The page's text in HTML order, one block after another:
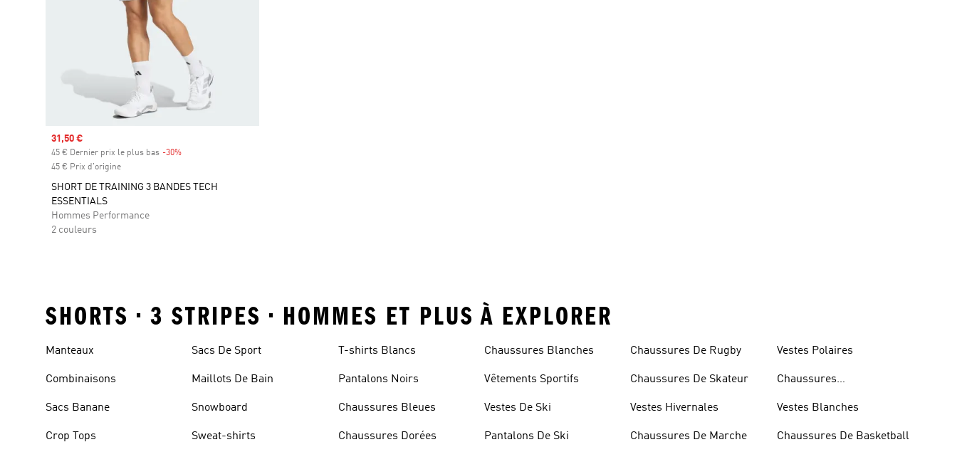
Prix soldé
31,50 €
45 € Dernier prix le plus bas -30%
45 € Prix d'origine
SHORT DE TRAINING 3 BANDES TECH
ESSENTIALS
Hommes Performance
2 couleurs
SHORTS • 3 STRIPES • HOMMES ET PLUS À EXPLORER
Manteaux
Combinaisons
Sacs Banane
Crop Tops
Sacs De Sport
Maillots De Bain
Snowboard
Sweat-shirts
T-shirts Blancs
Pantalons Noirs
Chaussures Bleues
Chaussures Dorées
Chaussures Blanches
Vêtements Sportifs
Vestes De Ski
Pantalons De Ski
Chaussures De Rugby
Chaussures De Skateur
Vestes Hivernales
Chaussures De Marche
Vestes Polaires
Chaussures
Vestes Blanches
Chaussures De Basketball